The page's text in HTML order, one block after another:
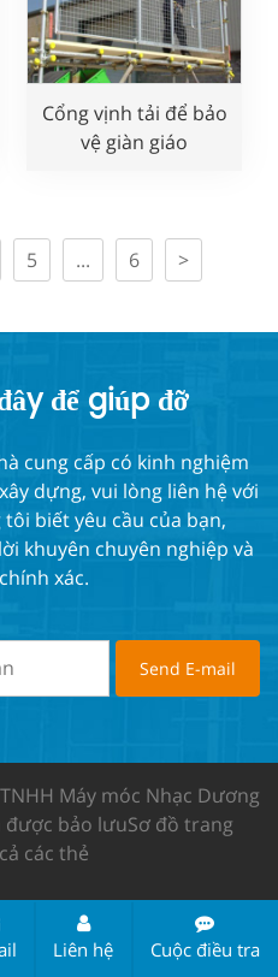
Cổng vịnh tải để bảo
vệ giàn giáo
5 ... 6 >
để giúp đỡ
cung cấp có kinh nghiệm
dựng, vui lòng liên hệ với
biết yêu cầu của bạn,
khuyên chuyên nghiệp và
xác.
Máy móc Nhạc Dương
được bảo lưuSơ đồ trang
các thẻ
Liên hệ Cuộc điều tra